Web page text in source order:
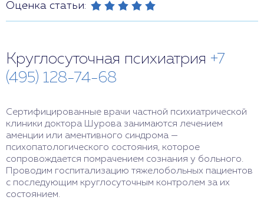
Оценка статьи:
Круглосуточная психиатрия +7
(495) 128-74-68
Сертифицированные врачи частной психиатрической
клиники доктора Шурова занимаются лечением
аменции или аментивного синдрома —
психопатологического состояния, которое
сопровождается помрачением сознания у больного.
Проводим госпитализацию тяжелобольных пациентов
с последующим круглосуточным контролем за их
состоянием.